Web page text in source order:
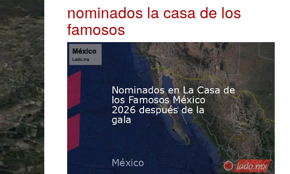
nominados la casa de los
famosos